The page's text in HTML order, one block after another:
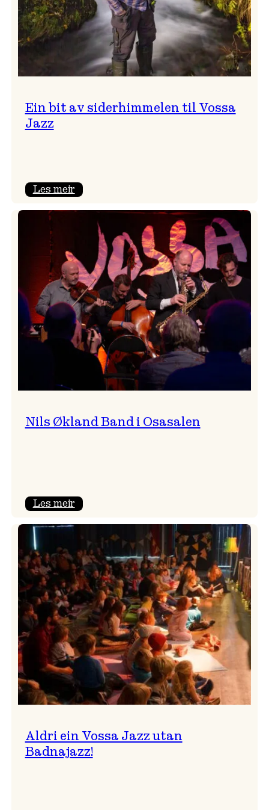
Ein bit av siderhimmelen til Vossa
Jazz
Les meir:
siderhimmelen
til
Vossa
Jazz
Nils Økland Band i Osasalen
Les meir:
Band
Osasalen
Aldri ein Vossa Jazz utan
Badnajazz!